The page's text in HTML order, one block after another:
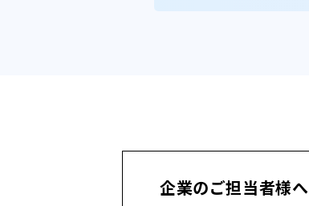
企業のご担当者様へ